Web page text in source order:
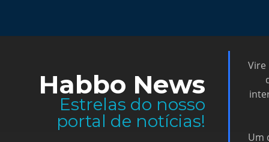
Habbo News
Estrelas do nosso
portal de notícias!
Vire
Um